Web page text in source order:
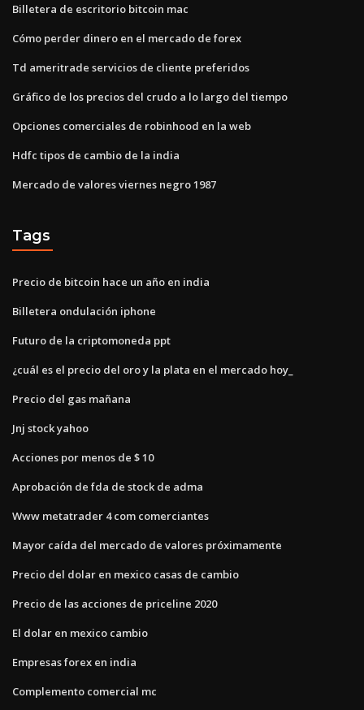
Billetera de escritorio bitcoin mac
Cómo perder dinero en el mercado de forex
Td ameritrade servicios de cliente preferidos
Gráfico de los precios del crudo a lo largo del tiempo
Opciones comerciales de robinhood en la web
Hdfc tipos de cambio de la india
Mercado de valores viernes negro 1987
Tags
Precio de bitcoin hace un año en india
Billetera ondulación iphone
Futuro de la criptomoneda ppt
¿cuál es el precio del oro y la plata en el mercado hoy_
Precio del gas mañana
Jnj stock yahoo
Acciones por menos de $ 10
Aprobación de fda de stock de adma
Www metatrader 4 com comerciantes
Mayor caída del mercado de valores próximamente
Precio del dolar en mexico casas de cambio
Precio de las acciones de priceline 2020
El dolar en mexico cambio
Empresas forex en india
Complemento comercial mc